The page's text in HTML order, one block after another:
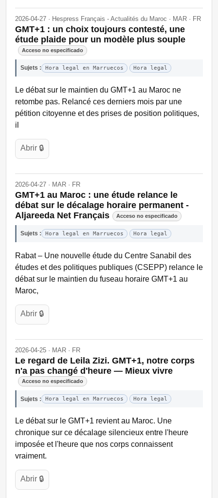
2026-04-27 · Hespress Français - Actualités du Maroc · MAR · FR
GMT+1 : un choix toujours contesté, une
étude plaide pour un modèle plus souple
Acceso no especificado
Sujets : Hora legal en Marruecos Hora legal
Le débat sur le maintien du GMT+1 au Maroc ne
retombe pas. Relancé ces derniers mois par une
pétition citoyenne et des prises de position politiques,
il
Abrir 🔒
2026-04-27 · MAR · FR
GMT+1 au Maroc : une étude relance le
débat sur le décalage horaire permanent -
Aljareeda Net Français
Acceso no especificado
Sujets : Hora legal en Marruecos Hora legal
Rabat – Une nouvelle étude du Centre Sanabil des
études et des politiques publiques (CSEPP) relance le
débat sur le maintien du fuseau horaire GMT+1 au
Maroc,
Abrir 🔒
2026-04-25 · MAR · FR
Le regard de Leila Zizi. GMT+1, notre corps
n'a pas changé d'heure — Mieux vivre
Acceso no especificado
Sujets : Hora legal en Marruecos Hora legal
Le débat sur le GMT+1 revient au Maroc. Une
chronique sur ce décalage silencieux entre l'heure
imposée et l'heure que nos corps connaissent
vraiment.
Abrir 🔒